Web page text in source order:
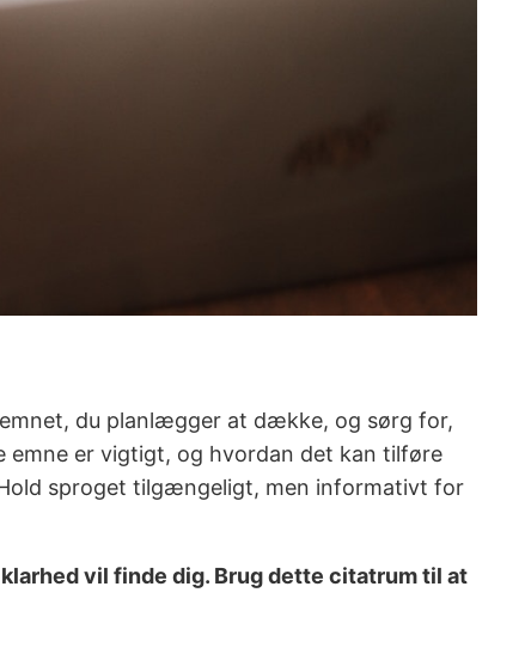
du planlægger at dække, og sørg for,
er vigtigt, og hvordan det kan tilføre
sproget tilgængeligt, men informativt for
vil finde dig. Brug dette citatrum til at